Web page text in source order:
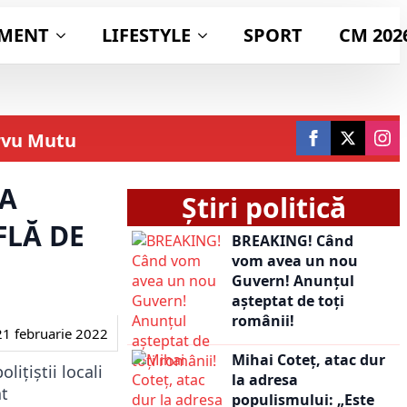
LIFESTYLE SPORT CM
Mutu
DE
februarie 2022
locali
Știri politică
BREAKING! Când
vom avea un nou
Guvern! Anunțul
așteptat de toți
românii!
Mihai Coteț, atac dur
la adresa
populismului: „Este